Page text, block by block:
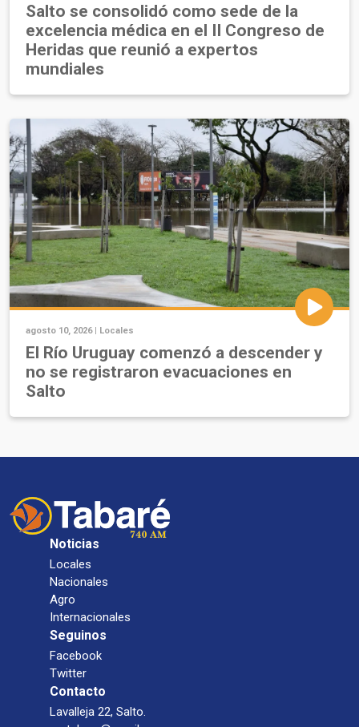
Salto se consolidó como sede de la
excelencia médica en el II Congreso de
Heridas que reunió a expertos
mundiales
agosto 10, 2026 | Locales
El Río Uruguay comenzó a descender y
no se registraron evacuaciones en
Salto
Noticias
Locales
Nacionales
Agro
Internacionales
Seguinos
Facebook
Twitter
Contacto
Lavalleja 22, Salto.